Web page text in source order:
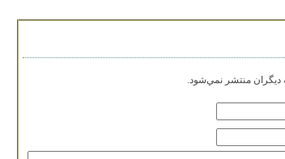
ديگران منتشر نمي‌شود.